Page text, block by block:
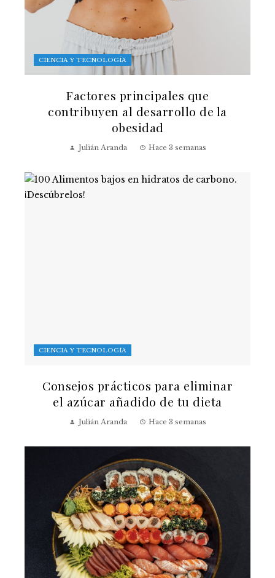
CIENCIA Y TECNOLOGÍA
Factores principales que
contribuyen al desarrollo de la
obesidad
Julián Aranda Hace 3 semanas
CIENCIA Y TECNOLOGÍA
Consejos prácticos para eliminar
el azúcar añadido de tu dieta
Julián Aranda Hace 3 semanas